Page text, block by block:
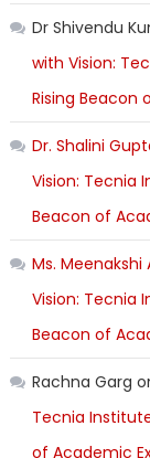
Dr Shivendu
with Vision:
Rising Beacon
Dr. Shalini
Vision: Tecnia
Beacon of
Ms. Meenakshi
Vision: Tecnia
Beacon of
Rachna Garg
Tecnia
of Academic